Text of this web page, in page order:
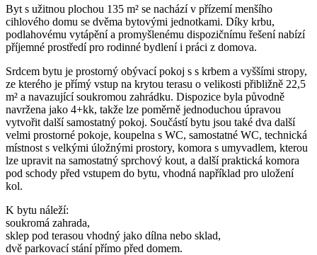
Byt s užitnou plochou 135 m² se nachází v přízemí menšího
cihlového domu se dvěma bytovými jednotkami. Díky krbu,
podlahovému vytápění a promyšlenému dispozičnímu řešení nabízí
příjemné prostředí pro rodinné bydlení i práci z domova.
Srdcem bytu je prostorný obývací pokoj s s krbem a vyššími stropy,
ze kterého je přímý vstup na krytou terasu o velikosti přibližně 22,5
m² a navazující soukromou zahrádku. Dispozice byla původně
navržena jako 4+kk, takže lze poměrně jednoduchou úpravou
vytvořit další samostatný pokoj. Součástí bytu jsou také dva další
velmi prostorné pokoje, koupelna s WC, samostatné WC, technická
místnost s velkými úložnými prostory, komora s umyvadlem, kterou
lze upravit na samostatný sprchový kout, a další praktická komora
pod schody před vstupem do bytu, vhodná například pro uložení
kol.
K bytu náleží:
soukromá zahrada,
sklep pod terasou vhodný jako dílna nebo sklad,
dvě parkovací stání přímo před domem.